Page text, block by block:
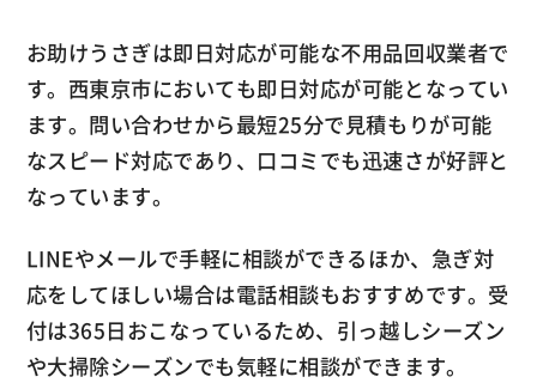
お助けうさぎは即日対応が可能な不用品回収業者で
す。西東京市においても即日対応が可能となってい
ます。問い合わせから最短25分で見積もりが可能
なスピード対応であり、口コミでも迅速さが好評と
なっています。
LINEやメールで手軽に相談ができるほか、急ぎ対
応をしてほしい場合は電話相談もおすすめです。受
付は365日おこなっているため、引っ越しシーズン
や大掃除シーズンでも気軽に相談ができます。